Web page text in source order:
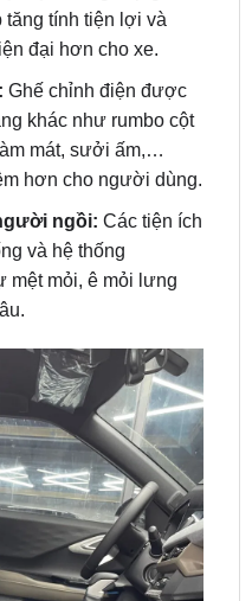
Ghế chỉnh điện được
khác như rumbo cột
mát, sưởi ấm,…
hơn cho người dùng.
ngồi:Các tiện ích
và hệ thống
mệt mỏi, ê mỏi lưng